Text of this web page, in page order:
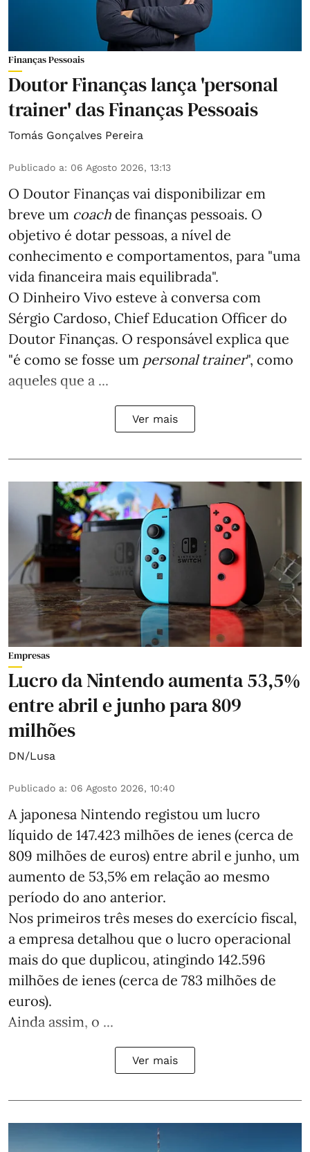
Finanças Pessoais
Doutor Finanças lança 'personal
trainer' das Finanças Pessoais
Tomás Gonçalves Pereira
Publicado a: 06 Agosto 2026, 13:13
O Doutor Finanças vai disponibilizar em
breve um coach de finanças pessoais. O
objetivo é dotar pessoas, a nível de
conhecimento e comportamentos, para "uma
vida financeira mais equilibrada".
O Dinheiro Vivo esteve à conversa com
Sérgio Cardoso, Chief Education Officer do
Doutor Finanças. O responsável explica que
"é como se fosse um personal trainer", como
aqueles que a ...
Ver mais
Empresas
Lucro da Nintendo aumenta 53,5%
entre abril e junho para 809
milhões
DN/Lusa
Publicado a: 06 Agosto 2026, 10:40
A japonesa Nintendo registou um lucro
líquido de 147.423 milhões de ienes (cerca de
809 milhões de euros) entre abril e junho, um
aumento de 53,5% em relação ao mesmo
período do ano anterior.
Nos primeiros três meses do exercício fiscal,
a empresa detalhou que o lucro operacional
mais do que duplicou, atingindo 142.596
milhões de ienes (cerca de 783 milhões de
euros).
Ainda assim, o ...
Ver mais